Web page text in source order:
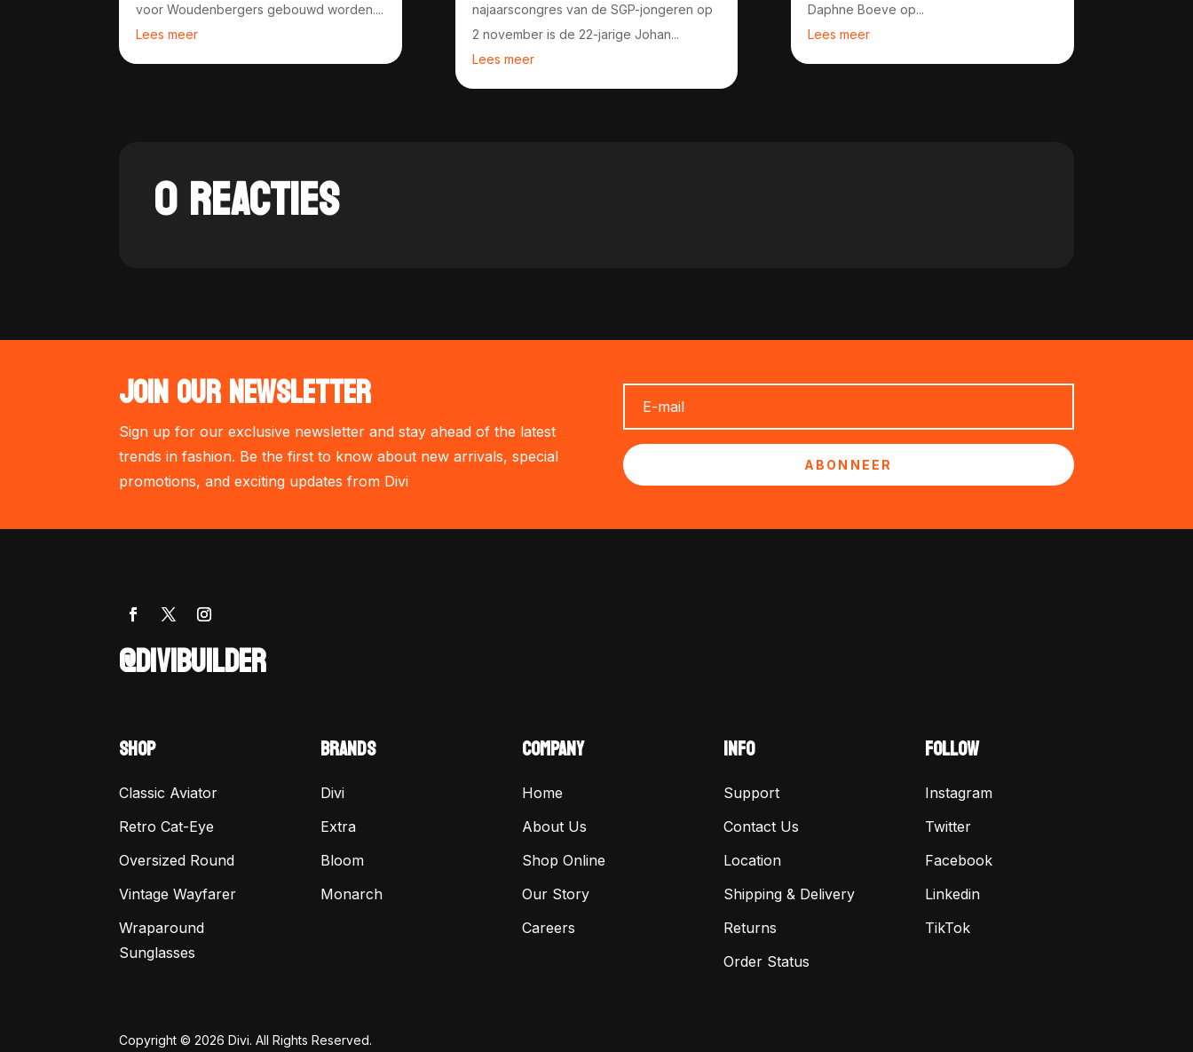
voor Woudenbergers gebouwd worden....
Lees meer
najaarscongres van de SGP-jongeren op
2 november is de 22-jarige Johan...
Lees meer
Daphne Boeve op...
Lees meer
0 REACTIES
JOIN OUR NEWSLETTER
Sign up for our exclusive newsletter and stay ahead of the latest
trends in fashion. Be the first to know about new arrivals, special
promotions, and exciting updates from Divi
ABONNEER
@DIVIBUILDER
SHOP
Classic Aviator
Retro Cat-Eye
Oversized Round
Vintage Wayfarer
Wraparound
Sunglasses
BRANDS
Divi
Extra
Bloom
Monarch
COMPANY
Home
About Us
Shop Online
Our Story
Careers
INFO
Support
Contact Us
Location
Shipping & Delivery
Returns
Order Status
FOLLOW
Instagram
Twitter
Facebook
Linkedin
TikTok
Copyright © 2026 Divi. All Rights Reserved.